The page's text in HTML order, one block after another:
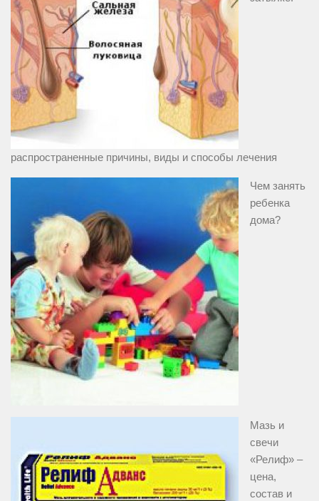
распространенные причины, виды и способы лечения
Чем занять
ребенка
дома?
Мазь и
свечи
«Релиф» –
цена,
состав и